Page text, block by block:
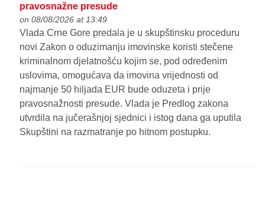
pravosnažne presude
on 08/08/2026 at 13:49
Vlada Crne Gore predala je u skupštinsku proceduru
novi Zakon o oduzimanju imovinske koristi stečene
kriminalnom djelatnošću kojim se, pod određenim
uslovima, omogućava da imovina vrijednosti od
najmanje 50 hiljada EUR bude oduzeta i prije
pravosnažnosti presude. Vlada je Predlog zakona
utvrdila na jučerašnjoj sjednici i istog dana ga uputila
Skupštini na razmatranje po hitnom postupku.